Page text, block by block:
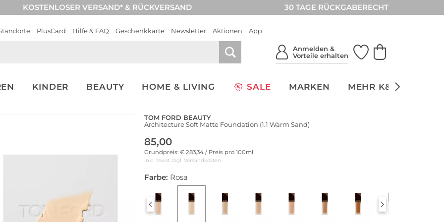
KOSTENLOSER VERSAND* & RÜCKVERSAND 30 TAGE RÜCKGABERECHT
PlusCard Hilfe & FAQ Geschenkkarte Newsletter Aktionen App
Anmelden &
Vorteile erhalten
KINDER BEAUTY HOME & LIVING SALE MARKEN MEHR K&Ö
TOM FORD BEAUTY
Architecture Soft Matte Foundation (1.1 Warm Sand)
85,00
Grundpreis: € 283,34 / Preis pro 100ml
inkl. Mwst zzgl. Versandkosten
Farbe: Rosa